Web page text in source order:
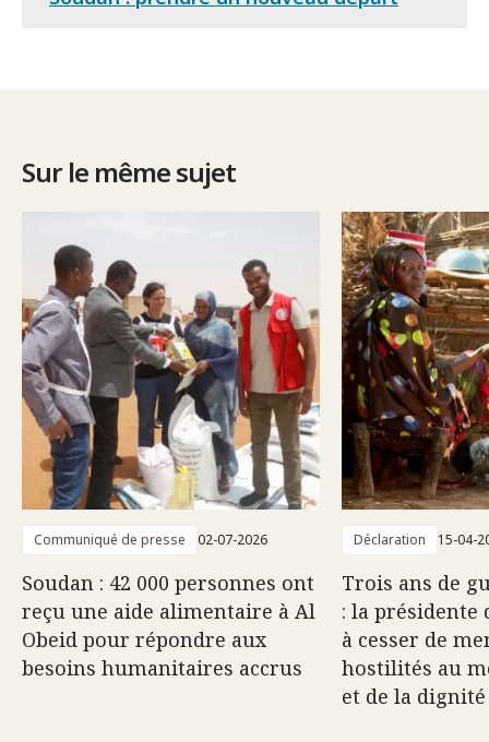
Sur le même sujet
Communiqué de presse 02-07-2026
Soudan : 42 000 personnes ont
reçu une aide alimentaire à Al
Obeid pour répondre aux
besoins humanitaires accrus
Déclaration 15-04-
Trois ans de
: la présidente
à cesser de
hostilités au
et de la